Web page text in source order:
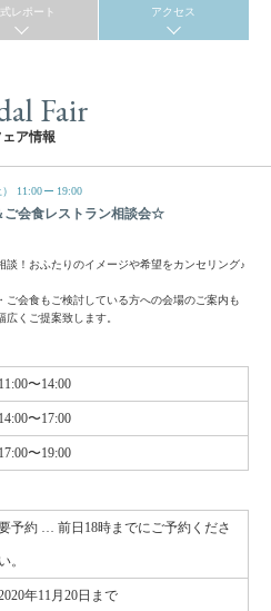
レポート アクセス
Fair
ェア情報
11:00 19:00
ご会食レストラン相談会☆
！おふたりのイメージや希望をカンセリング♪
ご会食もご検討している方への会場のご案内も
くご提案致します。
11:00〜14:00
14:00〜17:00
17:00〜19:00
予約 … 前日18時までにご予約くださ
い。
年11月20日まで